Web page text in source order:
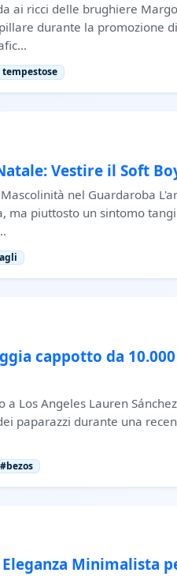
ai ricci delle brughiere
durante la promozione
Vestire il Soft
nel Guardaroba
ma piuttosto un sintomo
cappotto da
a Los Angeles Lauren
paparazzi durante una
#bezos
Minimalista